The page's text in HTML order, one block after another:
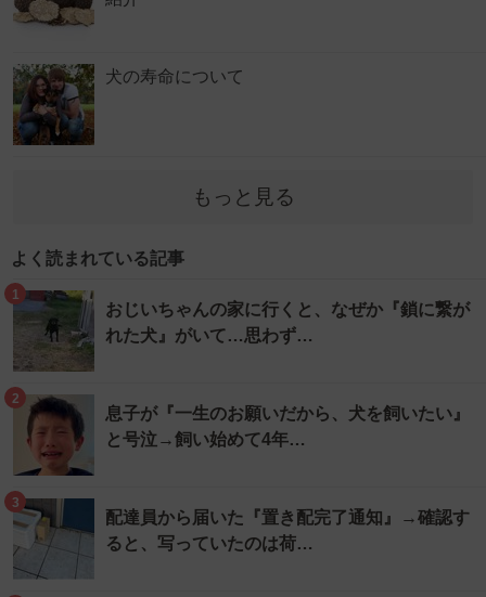
犬の寿命について
もっと見る
よく読まれている記事
1
おじいちゃんの家に行くと、なぜか『鎖に繋が
れた犬』がいて…思わず…
2
息子が『一生のお願いだから、犬を飼いたい』
と号泣→飼い始めて4年…
3
配達員から届いた『置き配完了通知』→確認す
ると、写っていたのは荷…